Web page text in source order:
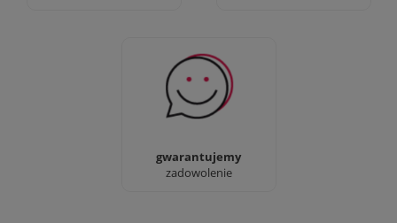
gwarantujemy
zadowolenie
Sprawdź nasze 100%
zadowolenia Klientów